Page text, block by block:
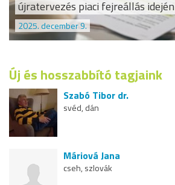
újratervezés piaci fejreállás idején
2025. december 9.
Új és hosszabbító tagjaink
Szabó Tibor dr.
svéd, dán
Máriová Jana
cseh, szlovák